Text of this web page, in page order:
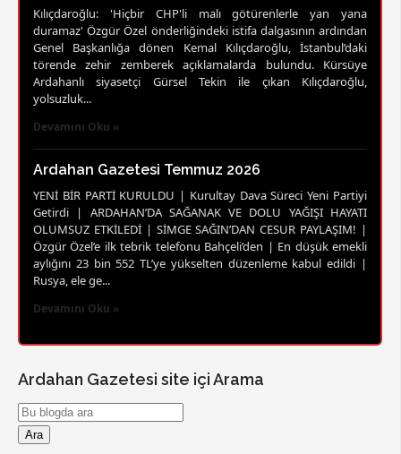
Kılıçdaroğlu: 'Hiçbir CHP'li malı götürenlerle yan yana
duramaz' Özgür Özel önderliğindeki istifa dalgasının ardından
Genel Başkanlığa dönen Kemal Kılıçdaroğlu, İstanbul’daki
törende zehir zemberek açıklamalarda bulundu. Kürsüye
Ardahanlı siyasetçi Gürsel Tekin ile çıkan Kılıçdaroğlu,
yolsuzluk...
Devamını Oku »
Ardahan Gazetesi Temmuz 2026
YENİ BİR PARTİ KURULDU | Kurultay Dava Süreci Yeni Partiyi
Getirdi | ARDAHAN’DA SAĞANAK VE DOLU YAĞIŞI HAYATI
OLUMSUZ ETKİLEDİ | SİMGE SAĞIN’DAN CESUR PAYLAŞIM! |
Özgür Özel’e ilk tebrik telefonu Bahçeli’den | En düşük emekli
aylığını 23 bin 552 TL’ye yükselten düzenleme kabul edildi |
Rusya, ele ge...
Devamını Oku »
Ardahan Gazetesi site içi Arama